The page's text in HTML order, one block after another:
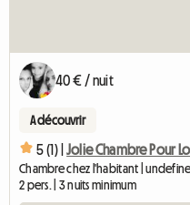
40 € / nuit
A découvrir
5 (1) | Jolie Chambre Pour
Chambre chez l'habitant |
2 pers. | 3 nuits minimum